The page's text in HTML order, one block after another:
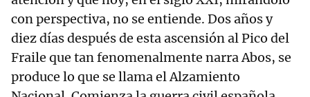
con perspectiva, no se entiende. Dos años y
diez días después de esta ascensión al Pico del
Fraile que tan fenomenalmente narra Abos, se
produce lo que se llama el Alzamiento